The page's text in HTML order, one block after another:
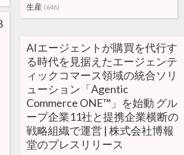
生産 (646)
AIエージェントが購買を代行す
る時代を見据えたエージェンテ
ィックコマース領域の統合ソリ
ューション「Agentic
Commerce ONE™」を始動 グル
ープ企業11社と提携企業横断の
戦略組織で運営 | 株式会社博報
堂のプレスリリース